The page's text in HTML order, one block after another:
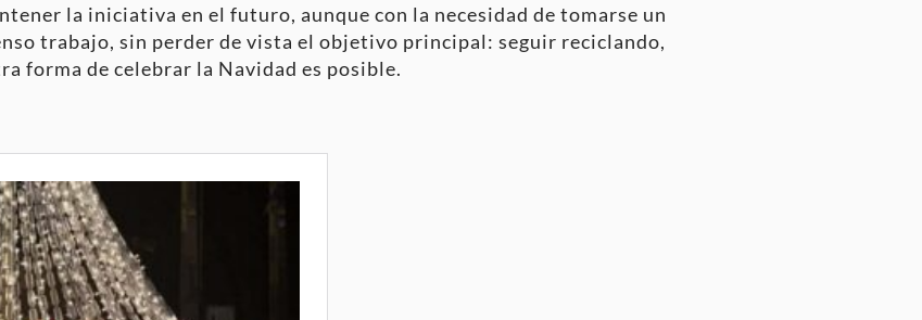
la iniciativa en el futuro, aunque con la necesidad de tomarse un
trabajo, sin perder de vista el objetivo principal: seguir reciclando,
forma de celebrar la Navidad es posible.